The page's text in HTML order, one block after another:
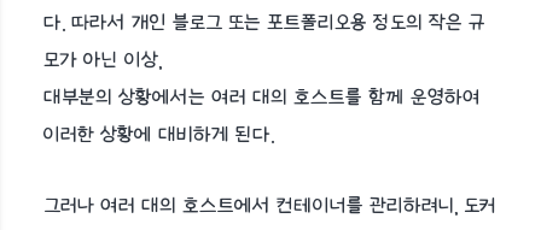
다. 따라서 개인 블로그 또는 포트폴리오용 정도의 작은 규
모가 아닌 이상,
대부분의 상황에서는 여러 대의 호스트를 함께 운영하여
이러한 상황에 대비하게 된다.
그러나 여러 대의 호스트에서 컨테이너를 관리하려니, 도커